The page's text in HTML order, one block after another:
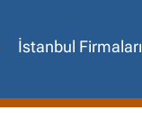
İstanbul Firmaları